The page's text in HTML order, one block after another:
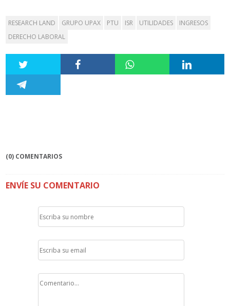
RESEARCH LAND GRUPO UPAX PTU ISR UTILIDADES
INGRESOS
DERECHO LABORAL
(0) COMENTARIOS
ENVÍE SU COMENTARIO